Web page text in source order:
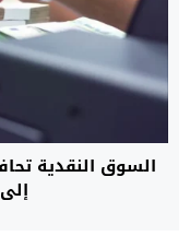
إلى 23 يوليوز الجاري